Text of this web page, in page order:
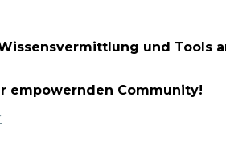
und Tools
empowernden Community!